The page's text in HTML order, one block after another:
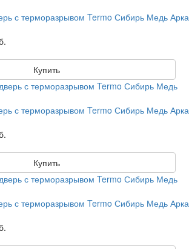
с терморазрывом Termo Сибирь Медь Арка
Купить
с терморазрывом Termo Сибирь Медь Арка
Купить
с терморазрывом Termo Сибирь Медь Арка